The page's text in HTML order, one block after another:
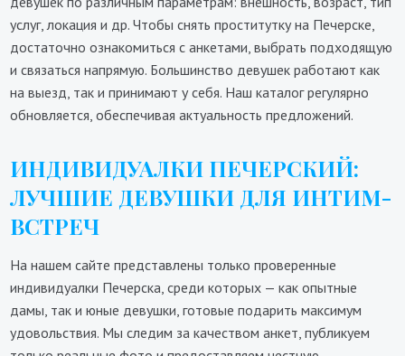
услуг, локация и др. Чтобы снять проститутку на Печерске,
достаточно ознакомиться с анкетами, выбрать подходящую
и связаться напрямую. Большинство девушек работают как
на выезд, так и принимают у себя. Наш каталог регулярно
обновляется, обеспечивая актуальность предложений.
ИНДИВИДУАЛКИ ПЕЧЕРСКИЙ:
ЛУЧШИЕ ДЕВУШКИ ДЛЯ ИНТИМ-
ВСТРЕЧ
На нашем сайте представлены только проверенные
индивидуалки Печерска, среди которых — как опытные
дамы, так и юные девушки, готовые подарить максимум
удовольствия. Мы следим за качеством анкет, публикуем